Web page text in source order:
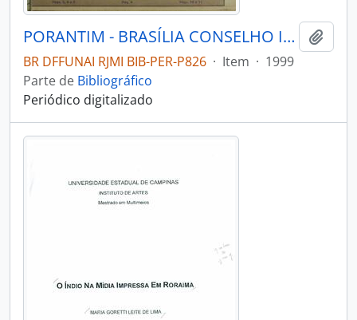
PORANTIM - BRASÍLIA CONSELHO INDIGENISTA MISSIONÁRIO - 1999 - Nº212
BR DFFUNAI RJMI BIB-PER-P826 · Item · 1999
Parte de Bibliográfico
Periódico digitalizado